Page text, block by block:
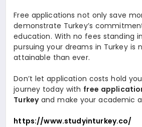
Free applications not only save
demonstrate Turkey’s
education. With no fees standing
pursuing your dreams in Turkey is
attainable than ever.
Don’t let application costs hold
journey today with free
Turkeyand make your academic
https://www.studyinturkey.co/